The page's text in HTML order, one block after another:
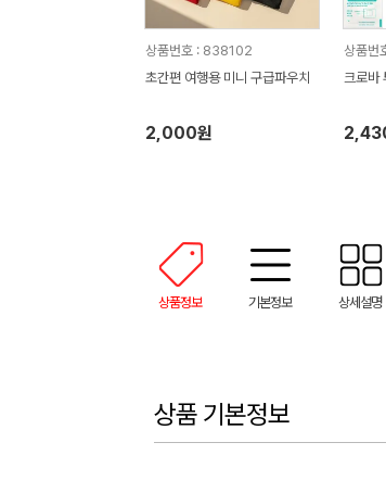
상품번호 : 838102
초간편 여행용 미니 구급파우치
2,000원
상품
크로바
상품정보 기본정보 상세설명
상품 기본정보